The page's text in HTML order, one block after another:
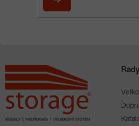
PRIHLÁSIŤ